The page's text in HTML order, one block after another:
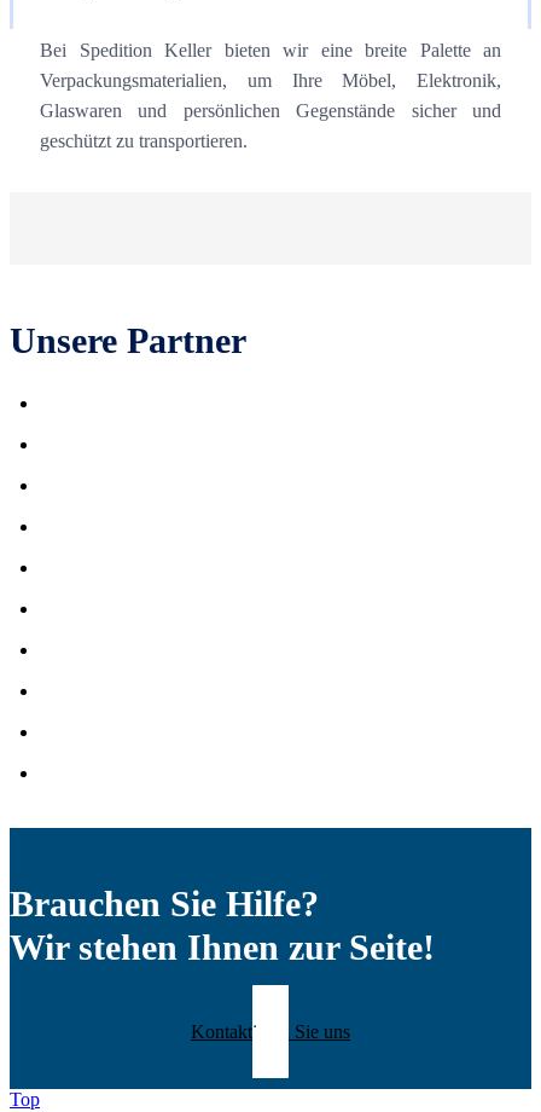
Bei Spedition Keller bieten wir eine breite Palette an
Verpackungsmaterialien, um Ihre Möbel, Elektronik,
Glaswaren und persönlichen Gegenstände sicher und
geschützt zu transportieren.
Unsere Partner
Brauchen Sie Hilfe?
Wir stehen Ihnen zur Seite!
Kontaktieren Sie uns
Top